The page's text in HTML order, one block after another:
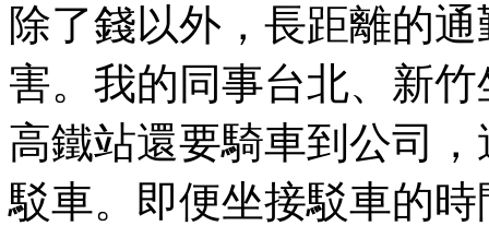
除了錢以外，長距離的
害。我的同事台北、新
高鐵站還要騎車到公司
駁車。即便坐接駁車的